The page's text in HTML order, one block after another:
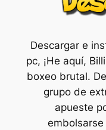
Descargar e
pc, ¡He aquí,
boxeo brutal.
grupo de
apueste